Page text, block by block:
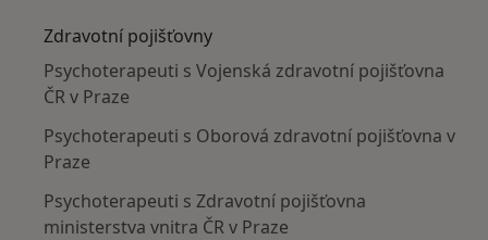
Zdravotní pojišťovny
Psychoterapeuti s Vojenská zdravotní pojišťovna
ČR v Praze
Psychoterapeuti s Oborová zdravotní pojišťovna v
Praze
Psychoterapeuti s Zdravotní pojišťovna
ministerstva vnitra ČR v Praze